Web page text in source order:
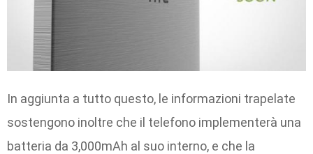
In aggiunta a tutto questo, le informazioni trapelate
sostengono inoltre che il telefono implementerà una
batteria da 3,000mAh al suo interno, e che la